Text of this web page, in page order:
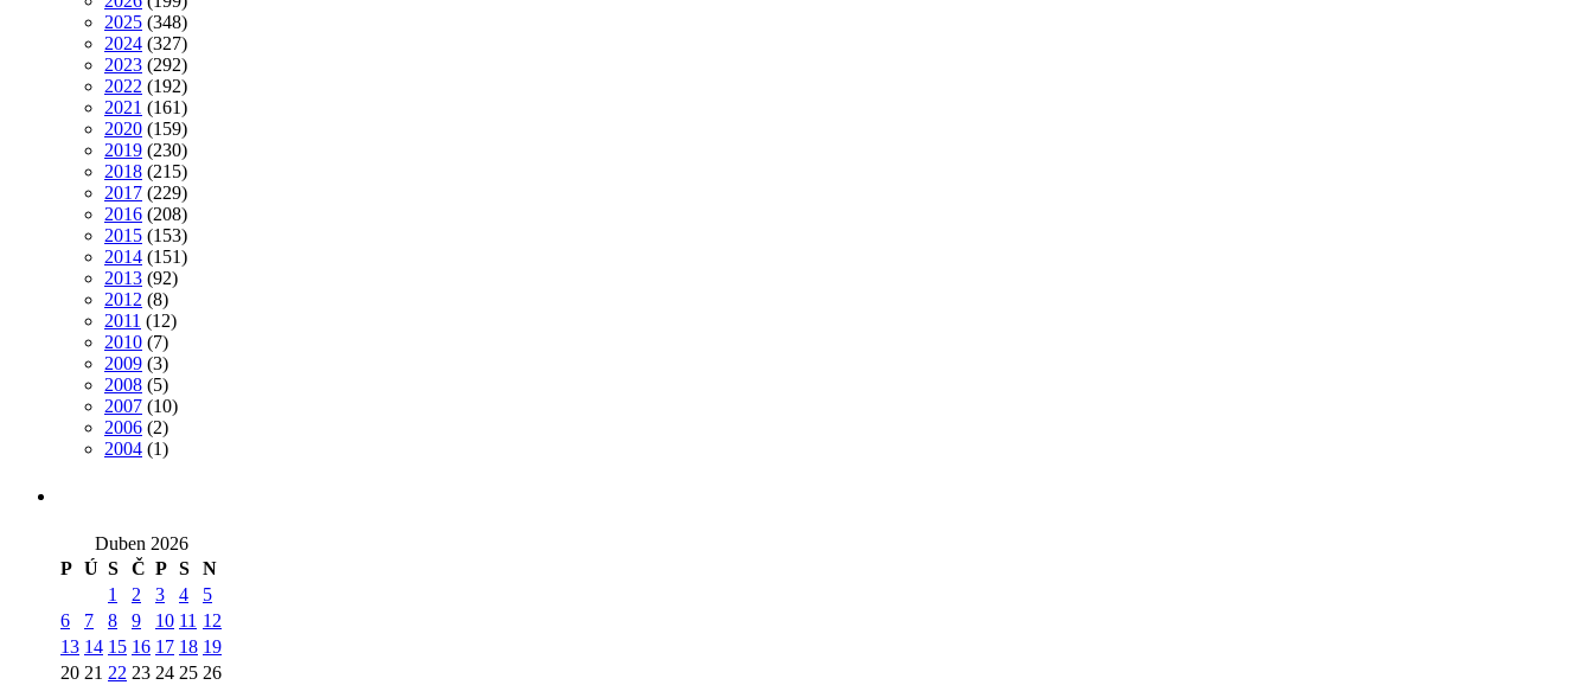
2025 (348)
2024 (327)
2023 (292)
2022 (192)
2021 (161)
2020 (159)
2019 (230)
2018 (215)
2017 (229)
2016 (208)
2015 (153)
2014 (151)
2013 (92)
2012 (8)
2011 (12)
2010 (7)
2009 (3)
2008 (5)
2007 (10)
2006 (2)
2004 (1)
Duben 2026
P Ú S Č P S N
1 2 3 4
5
6
7 8 9 10 11 12
13 14 15 16 17 18 19
20 21 22 23 24 25 26